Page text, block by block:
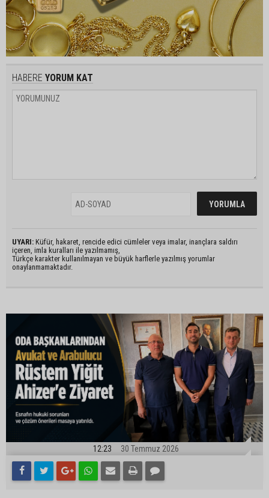
HABERE YORUM KAT
UYARI: Küfür, hakaret, rencide edici cümleler veya imalar, inançlara saldırı
içeren, imla kuralları ile yazılmamış,
Türkçe karakter kullanılmayan ve büyük harflerle yazılmış yorumlar
onaylanmamaktadır.
12:23 30 Temmuz 2026